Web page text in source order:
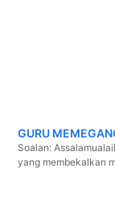
GURU
Soalan:
yang membekalkan